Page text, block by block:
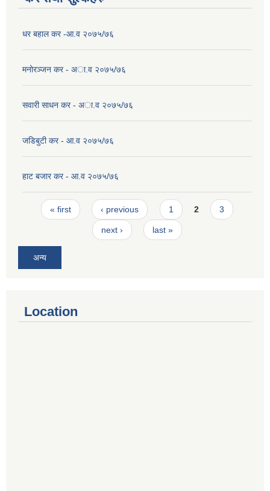
धर बहाल कर -आ.व २०७५/७६
मनोरञ्जन कर - अा.व २०७५/७६
सवारी साधन कर - अा.व २०७५/७६
जडिबुटी कर - आ.व २०७५/७६
हाट बजार कर - आ.व २०७५/७६
Pages
« first ‹ previous 1 2 3
next › last »
अन्य
Location